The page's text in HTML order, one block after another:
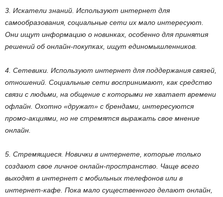
3. Искатели знаний. Используют интернет для
самообразования, социальные сети их мало интересуют.
Они ищут информацию о новинках, особенно для принятия
решений об онлайн-покупках, ищут единомышленников.
4. Сетевики. Используют интернет для поддержания связей,
отношений. Социальные сети воспринимают, как средство
связи с людьми, на общение с которыми не хватает времени
офлайн. Охотно «дружат» с брендами, интересуются
промо-акциями, но не стремятся выражать свое мнение
онлайн.
5. Стремящиеся. Новички в интернете, которые только
создают свое личное онлайн-пространство. Чаще всего
выходят в интернет с мобильных телефонов или в
интернет-кафе. Пока мало существенного делают онлайн,